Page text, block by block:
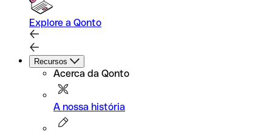
Explore a Qonto
Recursos
Acerca da Qonto
A nossa história